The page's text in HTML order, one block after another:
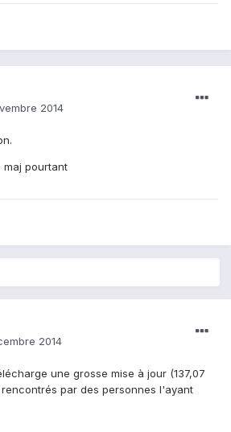
2014
maj pourtant
2014
une grosse mise à jour (137,07
par des personnes l'ayant